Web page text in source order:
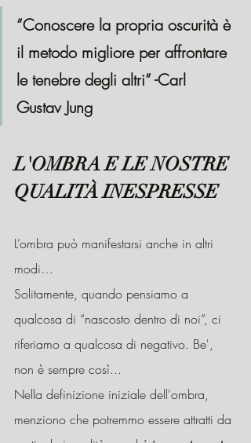
“Conoscere la propria oscurità è
il metodo migliore per affrontare
le tenebre degli altri” -Carl
Gustav Jung
L'OMBRA E LE NOSTRE
QUALITÀ INESPRESSE
L’ombra può manifestarsi anche in altri
modi…
Solitamente, quando pensiamo a
qualcosa di “nascosto dentro di noi”, ci
riferiamo a qualcosa di negativo. Be',
non è sempre così...
Nella definizione iniziale dell'ombra,
menziono che potremmo essere attratti da